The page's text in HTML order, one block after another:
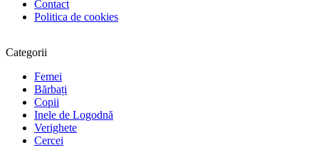
Contact
Politica de cookies
Categorii
Femei
Bărbați
Copii
Inele de Logodnă
Verighete
Cercei